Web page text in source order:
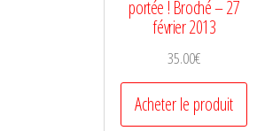
portée ! Broché – 27
février 2013
35.00€
Acheter le produit